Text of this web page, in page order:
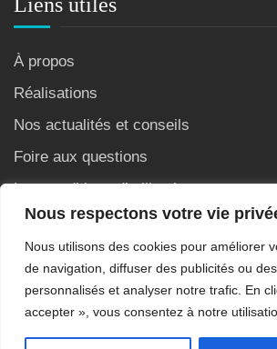
Nous respectons votre vie
Nous utilisons des cookies pour améliorer
de navigation, diffuser des publicités ou
personnalisés et analyser notre trafic. En
accepter », vous consentez à notre
À propos
Réalisations
Nos actualités et conseils
Foire aux questions
Les conditions d’utilisation
Copyright © 2007 - 2026 Site crée et